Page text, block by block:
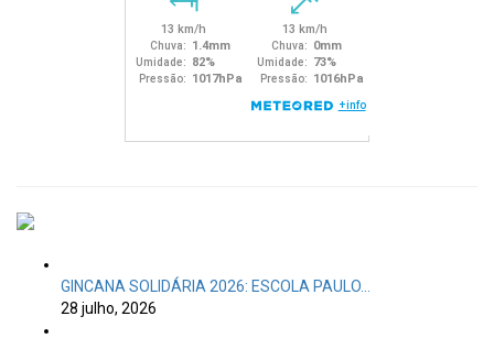
GINCANA SOLIDÁRIA 2026: ESCOLA PAULO…
28 julho, 2026